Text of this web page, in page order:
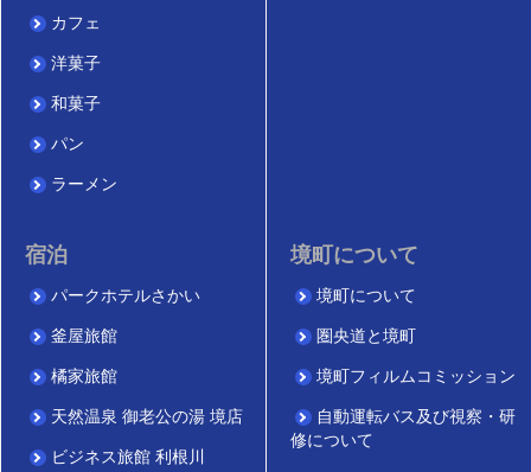
カフェ
洋菓子
和菓子
パン
ラーメン
宿泊
パークホテルさかい
釜屋旅館
橘家旅館
天然温泉 御老公の湯 境店
ビジネス旅館 利根川
境町について
境町について
圏央道と境町
境町フィルムコミッション
自動運転バス及び視察・研
修について